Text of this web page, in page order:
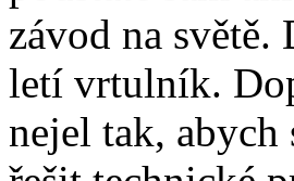
závod na
letí vrtulník.
nejel tak, abych